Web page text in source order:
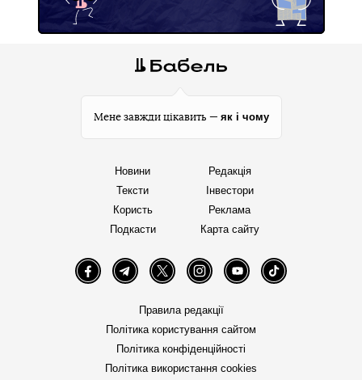
Мене завжди цікавить — як і чому
Новини
Тексти
Користь
Подкасти
Редакція
Інвестори
Реклама
Карта сайту
FacebookTelegramTwitter InstagramYouTube TikTok
Правила редакції
Політика користування сайтом
Політика конфіденційності
Політика використання cookies